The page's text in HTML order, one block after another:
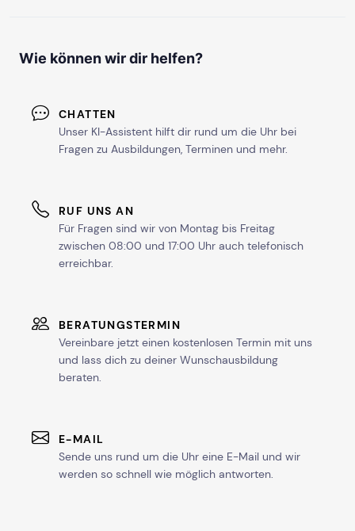
Wie können wir dir helfen?
CHATTEN
Unser KI-Assistent hilft dir rund um die Uhr bei
Fragen zu Ausbildungen, Terminen und mehr.
RUF UNS AN
Für Fragen sind wir von Montag bis Freitag
zwischen 08:00 und 17:00 Uhr auch telefonisch
erreichbar.
BERATUNGSTERMIN
Vereinbare jetzt einen kostenlosen Termin mit uns
und lass dich zu deiner Wunschausbildung
beraten.
E-MAIL
Sende uns rund um die Uhr eine E-Mail und wir
werden so schnell wie möglich antworten.